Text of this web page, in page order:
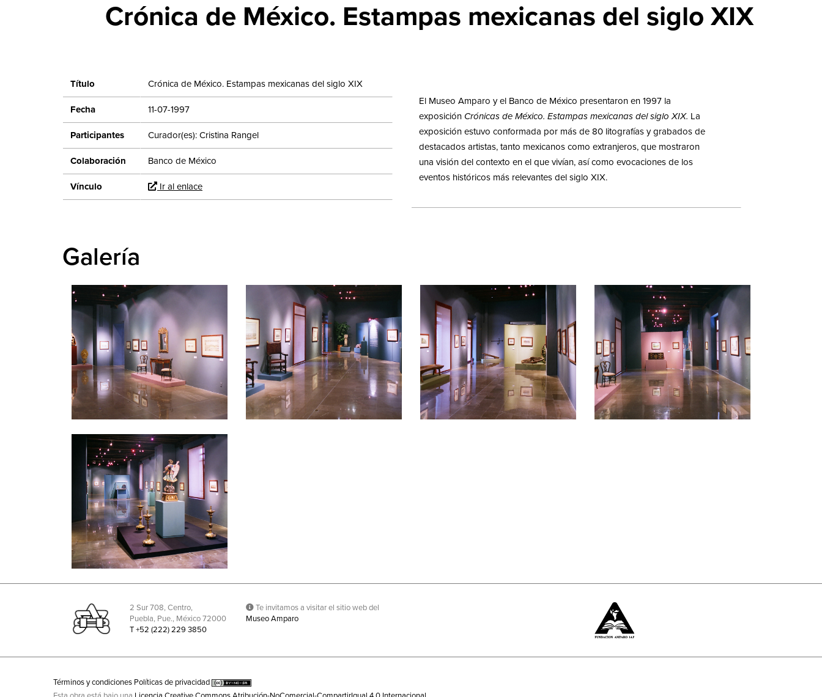
Crónica de México. Estampas mexicanas del siglo XIX
Título Crónica de México. Estampas mexicanas del siglo XIX
Fecha 11-07-1997
Participantes Curador(es): Cristina Rangel
Colaboración Banco de México
Vínculo Ir al enlace
El Museo Amparo y el Banco de México presentaron en 1997 la
exposición Crónicas de México. Estampas mexicanas del siglo XIX. La
exposición estuvo conformada por más de 80 litografías y grabados de
destacados artistas, tanto mexicanos como extranjeros, que mostraron
una visión del contexto en el que vivían, así como evocaciones de los
eventos históricos más relevantes del siglo XIX.
Galería
2 Sur 708, Centro,
Puebla, Pue., México 72000
T +52 (222) 229 3850
Te invitamos a visitar el sitio web del
Museo Amparo
Términos y condiciones Políticas de privacidad